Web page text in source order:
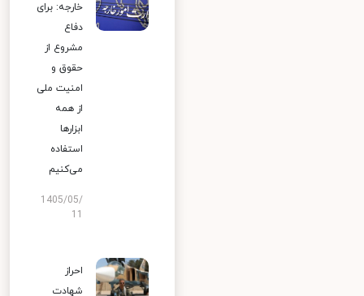
خارجه: برای
دفاع
مشروع از
حقوق و
امنیت ملی
از همه
ابزارها
استفاده
می‌کنیم
1405/05/
احراز
شهادت